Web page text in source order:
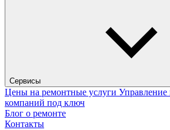
Сервисы
Цены на ремонтные услуги Управление
компаний под ключ
Блог о ремонте
Контакты